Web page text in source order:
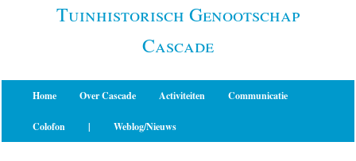
Tuinhistorisch Genootschap
Cascade
Home Over Cascade Activiteiten Communicatie
Colofon | Weblog/Nieuws